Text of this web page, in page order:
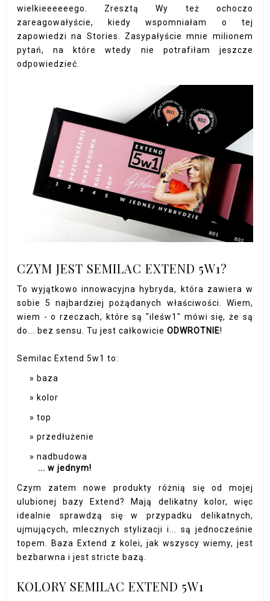
wielkieeeeeego. Zresztą Wy też ochoczo
zareagowałyście, kiedy wspomniałam o tej
zapowiedzi na Stories. Zasypałyście mnie milionem
pytań, na które wtedy nie potrafiłam jeszcze
odpowiedzieć.
CZYM JEST SEMILAC EXTEND 5W1?
To wyjątkowo innowacyjna hybryda, która zawiera w
sobie 5 najbardziej pożądanych właściwości. Wiem,
wiem - o rzeczach, które są "ileśw1" mówi się, że są
do... bez sensu. Tu jest całkowicieODWROTNIE!
Semilac Extend 5w1 to:
baza
kolor
top
przedłużenie
nadbudowa
... w jednym!
Czym zatem nowe produkty różnią się od mojej
ulubionej bazy Extend? Mają delikatny kolor, więc
idealnie sprawdzą się w przypadku delikatnych,
ujmujących, mlecznych stylizacji i... są jednocześnie
topem. Baza Extend z kolei, jak wszyscy wiemy, jest
bezbarwna i jest stricte bazą.
KOLORY SEMILAC EXTEND 5W1